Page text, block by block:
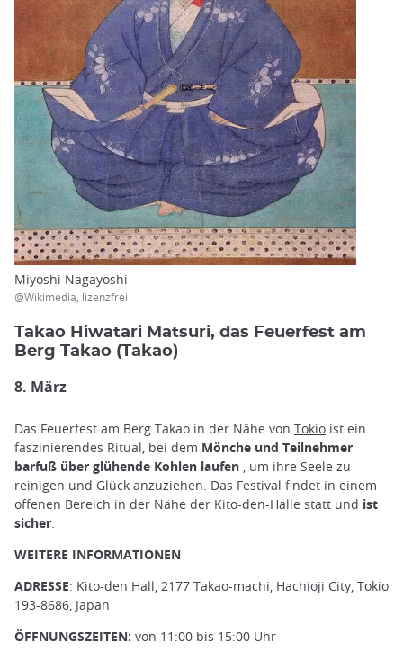
Miyoshi Nagayoshi
@Wikimedia, lizenzfrei
Takao Hiwatari Matsuri, das Feuerfest am
Berg Takao (Takao)
8. März
Das Feuerfest am Berg Takao in der Nähe von Tokio ist ein
faszinierendes Ritual, bei dem Mönche und Teilnehmer
barfuß über glühende Kohlen laufen , um ihre Seele zu
reinigen und Glück anzuziehen. Das Festival findet in einem
offenen Bereich in der Nähe der Kito-den-Halle statt und ist
sicher.
WEITERE INFORMATIONEN
ADRESSE: Kito-den Hall, 2177 Takao-machi, Hachioji City, Tokio
193-8686, Japan
ÖFFNUNGSZEITEN: von 11:00 bis 15:00 Uhr